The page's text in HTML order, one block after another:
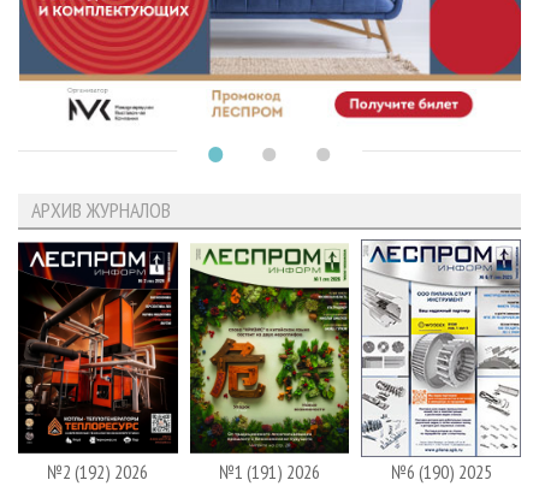
АРХИВ ЖУРНАЛОВ
№2 (192) 2026 №1 (191) 2026 №6 (190) 2025